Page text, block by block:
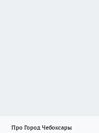
Про Город Чебоксары